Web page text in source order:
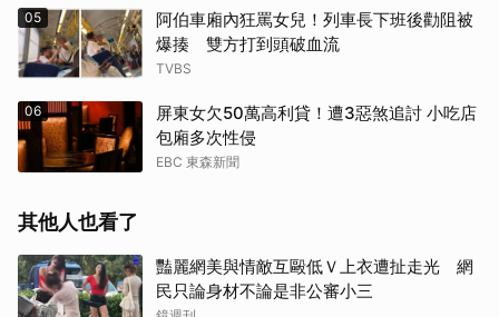
05
阿伯車廂內狂罵女兒！列車長下班後勸阻被
爆揍 雙方打到頭破血流
TVBS
06
屏東女欠50萬高利貸！遭3惡煞追討 小吃店
包廂多次性侵
EBC 東森新聞
其他人也看了
豔麗網美與情敵互毆低Ｖ上衣遭扯走光 網
民只論身材不論是非公審小三